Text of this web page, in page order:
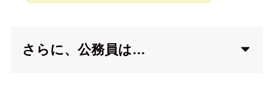
さらに、公務員は…